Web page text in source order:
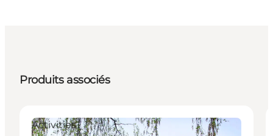
Produits associés
Activities